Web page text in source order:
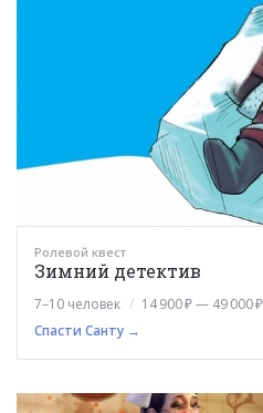
Ролевой квест
Зимний детектив
7–10 человек
14 900 ₽ — 49 000 ₽
Спасти Санту →